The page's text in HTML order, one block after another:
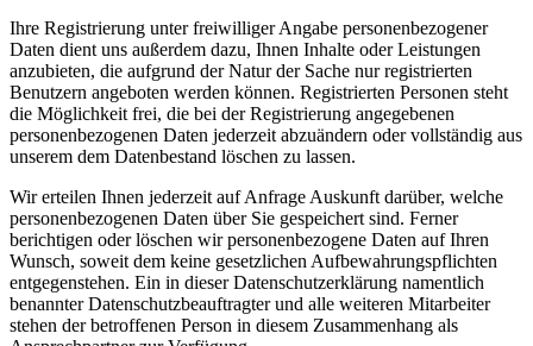
Ihre Registrierung unter freiwilliger Angabe personenbezogener
Daten dient uns außerdem dazu, Ihnen Inhalte oder Leistungen
anzubieten, die aufgrund der Natur der Sache nur registrierten
Benutzern angeboten werden können. Registrierten Personen steht
die Möglichkeit frei, die bei der Registrierung angegebenen
personenbezogenen Daten jederzeit abzuändern oder vollständig aus
unserem dem Datenbestand löschen zu lassen.
Wir erteilen Ihnen jederzeit auf Anfrage Auskunft darüber, welche
personenbezogenen Daten über Sie gespeichert sind. Ferner
berichtigen oder löschen wir personenbezogene Daten auf Ihren
Wunsch, soweit dem keine gesetzlichen Aufbewahrungspflichten
entgegenstehen. Ein in dieser Datenschutzerklärung namentlich
benannter Datenschutzbeauftragter und alle weiteren Mitarbeiter
stehen der betroffenen Person in diesem Zusammenhang als